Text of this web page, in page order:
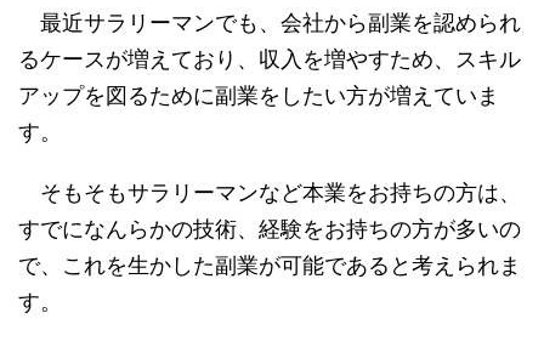
最近サラリーマンでも、会社から副業を認められ
るケースが増えており、収入を増やすため、スキル
アップを図るために副業をしたい方が増えていま
す。
そもそもサラリーマンなど本業をお持ちの方は、
すでになんらかの技術、経験をお持ちの方が多いの
で、これを生かした副業が可能であると考えられま
す。